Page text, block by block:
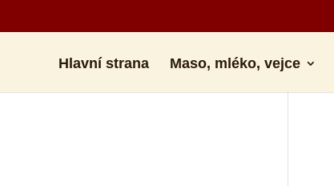
Hlavní strana Maso, mléko, vejce